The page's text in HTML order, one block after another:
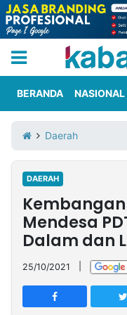
Iklan
Berita
Kami
Nasional
International
Olahraga
Entertainment
Daerah
Pariwisata
Kuliner
Kolom
Network
PT
TREETAN
BERANDA NASIONAL
Daerah
DAERAH
Kembangan
Mendesa
Dalam dan
25/10/2021